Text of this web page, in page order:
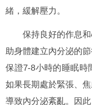
緒，緩解壓力。
保持良好的作息
助身體建立內分泌的
保證7-8小時的睡眠時
如果長期處於緊張、
導致內分泌紊亂。因